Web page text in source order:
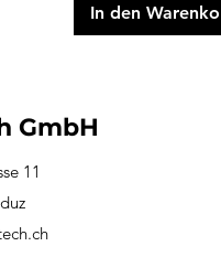
In den
GmbH
11